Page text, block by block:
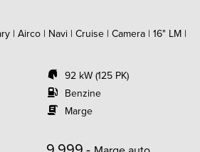
| Airco | Navi | Cruise | Camera | 16" LM |
92 kW (125 PK)
Benzine
Marge